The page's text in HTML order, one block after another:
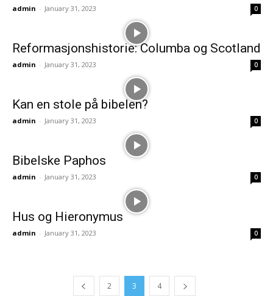
admin - January 31, 2023 0
Reformasjonshistorie: Columba og Scotland
admin - January 31, 2023 0
Kan en stole på bibelen?
admin - January 31, 2023 0
Bibelske Paphos
admin - January 31, 2023 0
Hus og Hieronymus
admin - January 31, 2023 0
2 3 4